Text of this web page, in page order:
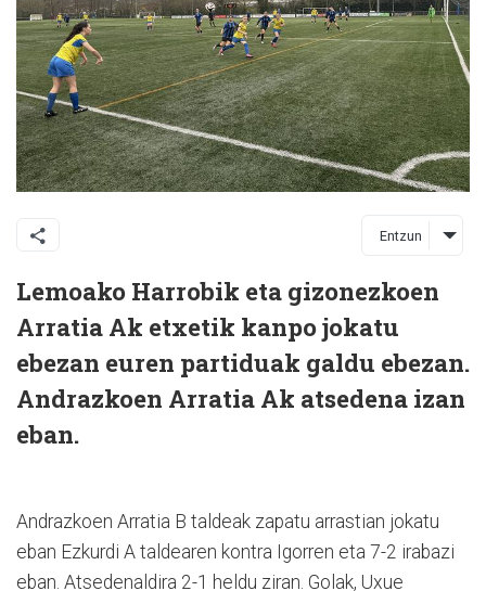
Entzun
Lemoako Harrobik eta gizonezkoen
Arratia Ak etxetik kanpo jokatu
ebezan euren partiduak galdu ebezan.
Andrazkoen Arratia Ak atsedena izan
eban.
Andrazkoen Arratia B taldeak zapatu arrastian jokatu
eban Ezkurdi A taldearen kontra Igorren eta 7-2 irabazi
eban. Atsedenaldira 2-1 heldu ziran. Golak, Uxue